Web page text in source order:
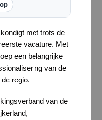
kondigt met trots de
vacature. Met
een belangrijke
van de
regio.
van de